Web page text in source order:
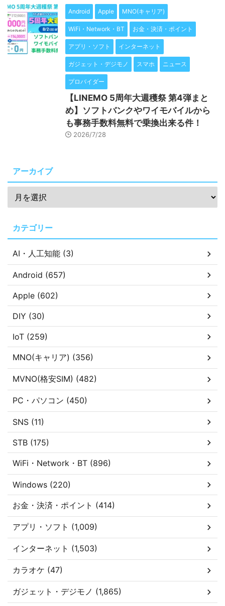
Android Apple MNO(キャリア)
WiFi・Network・BT お金・決済・ポイント
アプリ・ソフト インターネット
ガジェット・デジモノ スマホ ニュース
プロバイダー
【LINEMO 5周年大週穫祭 第4弾まと
め】ソフトバンクやワイモバイルから
も事務手数料無料で乗換出来る件！
2026/7/28
アーカイブ
カテゴリー
AI・人工知能 (3)
Android (657)
Apple (602)
DIY (30)
IoT (259)
MNO(キャリア) (356)
MVNO(格安SIM) (482)
PC・パソコン (450)
SNS (11)
STB (175)
WiFi・Network・BT (896)
Windows (220)
お金・決済・ポイント (414)
アプリ・ソフト (1,009)
インターネット (1,503)
カラオケ (47)
ガジェット・デジモノ (1,865)